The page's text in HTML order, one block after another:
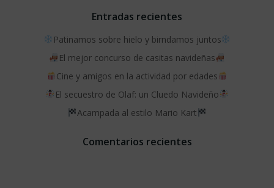
las
entradas
las
entradas
Entradas recientes
Patinamos sobre hielo y birndamos juntos
El mejor concurso de casitas navideñas
Cine y amigos en la actividad por edades
El secuestro de Olaf: un Cluedo Navideño
Acampada al estilo Mario Kart
Comentarios recientes